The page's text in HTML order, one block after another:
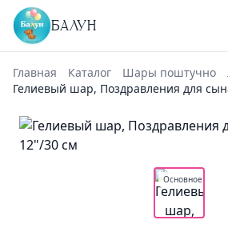
БАЛУН
Главная Каталог Шары поштучно
Гелиевый шар, Поздравления для
Основное